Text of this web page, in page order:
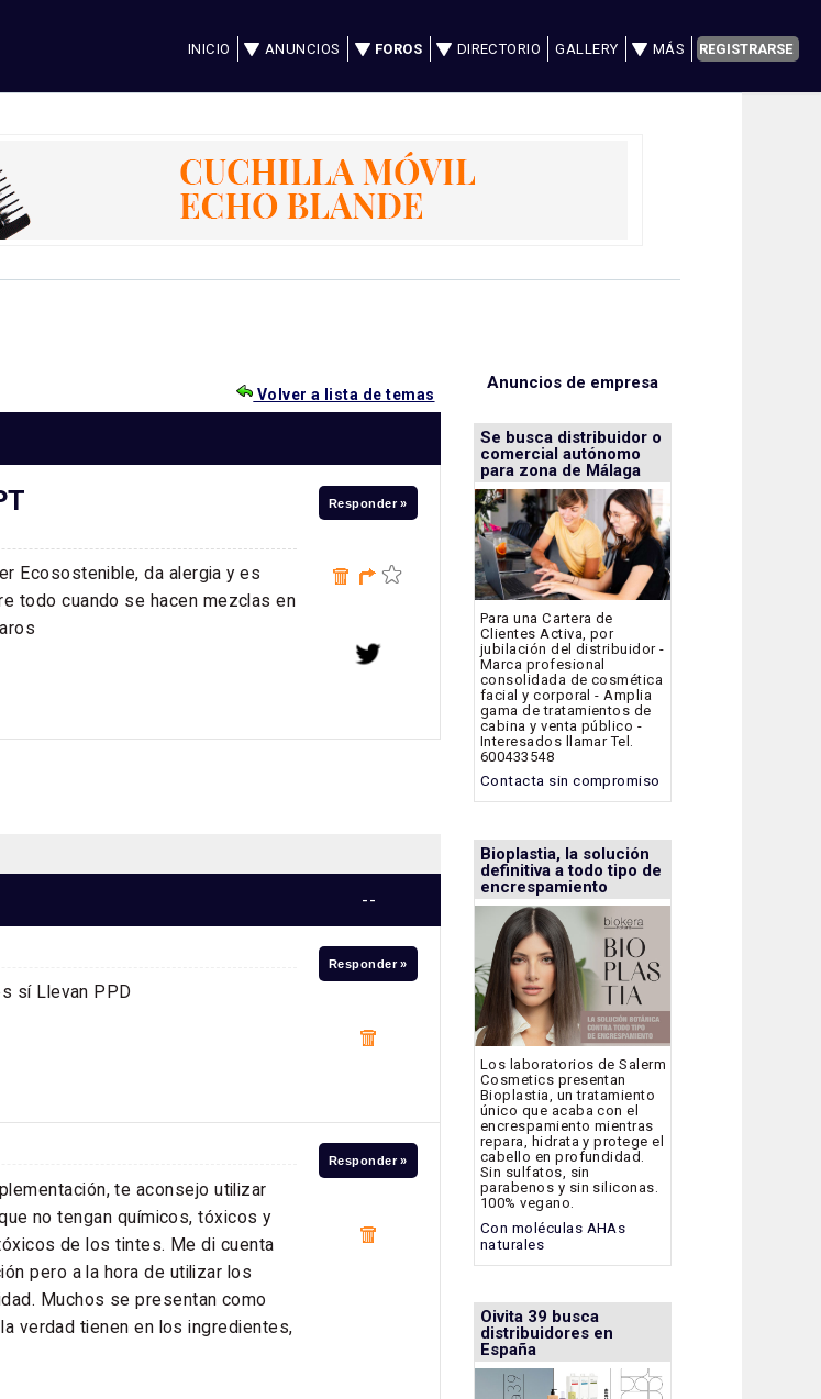
INICIO ANUNCIOS FOROS DIRECTORIO GALLERY MÁS REGISTRARSE
Volver a lista de temas
Ecosostenible, da alergia y es
todo cuando se hacen mezclas en
Responder »
--
sí Llevan PPD
Responder »
te aconsejo utilizar
no tengan químicos, tóxicos y
de los tintes. Me di cuenta
pero a la hora de utilizar los
Muchos se presentan como
verdad tienen en los ingredientes,
Responder »
Anuncios de empresa
Se busca distribuidor o
comercial autónomo
para zona de Málaga
Para una Cartera de
Clientes Activa, por
jubilación del distribuidor -
Marca profesional
consolidada de cosmética
facial y corporal - Amplia
gama de tratamientos de
cabina y venta público -
Interesados llamar Tel.
600433548
Contacta sin compromiso
Bioplastia, la solución
definitiva a todo tipo de
encrespamiento
Los laboratorios de Salerm
Cosmetics presentan
Bioplastia, un tratamiento
único que acaba con el
encrespamiento mientras
repara, hidrata y protege el
cabello en profundidad.
Sin sulfatos, sin
parabenos y sin siliconas.
100% vegano.
Con moléculas AHAs
naturales
Oivita 39 busca
distribuidores en
España